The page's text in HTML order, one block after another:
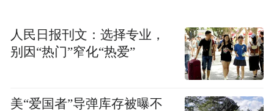
人民日报刊文：选择专业，
别因“热门”窄化“热爱”
美“爱国者”导弹库存被曝不